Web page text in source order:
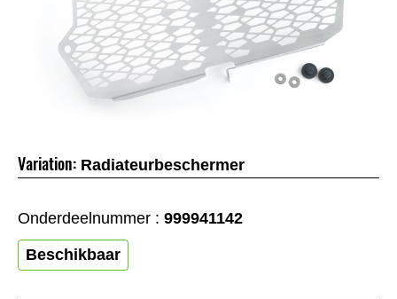
Variation: Radiateurbeschermer
Onderdeelnummer : 999941142
Beschikbaar